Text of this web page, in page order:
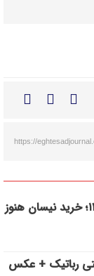
https://
سرمایه‌گذاری روی نیسان بار در ۱۴۰۶؛ خرید نیسان هنوز
رباتیک + عکس